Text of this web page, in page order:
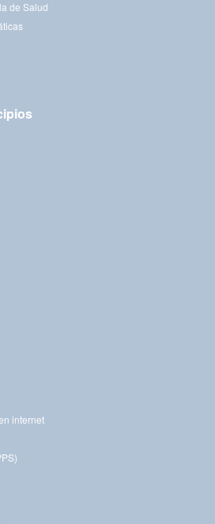
de Salud
internet